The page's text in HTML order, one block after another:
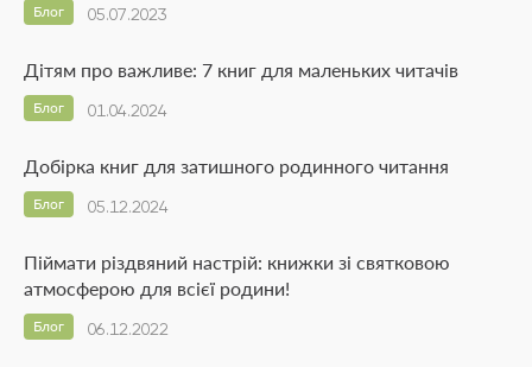
05.07.2023
Блог
Дітям про важливе: 7 книг для маленьких читачів
01.04.2024
Блог
Добірка книг для затишного родинного читання
05.12.2024
Блог
Піймати різдвяний настрій: книжки зі святковою
атмосферою для всієї родини!
06.12.2022
Блог